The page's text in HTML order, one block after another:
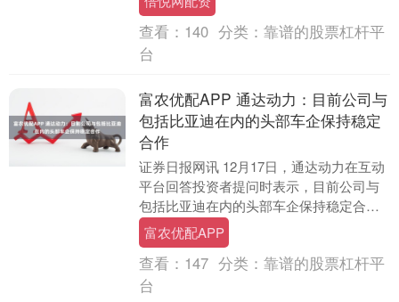
关地方....
查看： 140 分类： 靠谱的股票杠杆平
台
富农优配APP 通达动力：目前公司与
包括比亚迪在内的头部车企保持稳定
合作
证券日报网讯 12月17日，通达动力在互动
平台回答投资者提问时表示，目前公司与
包括比亚迪在内的头部车企保持稳定合
作，公司将持续通过提升产品竞争力、优
化供应链协同....
富农优配APP
查看： 147 分类： 靠谱的股票杠杆平
台